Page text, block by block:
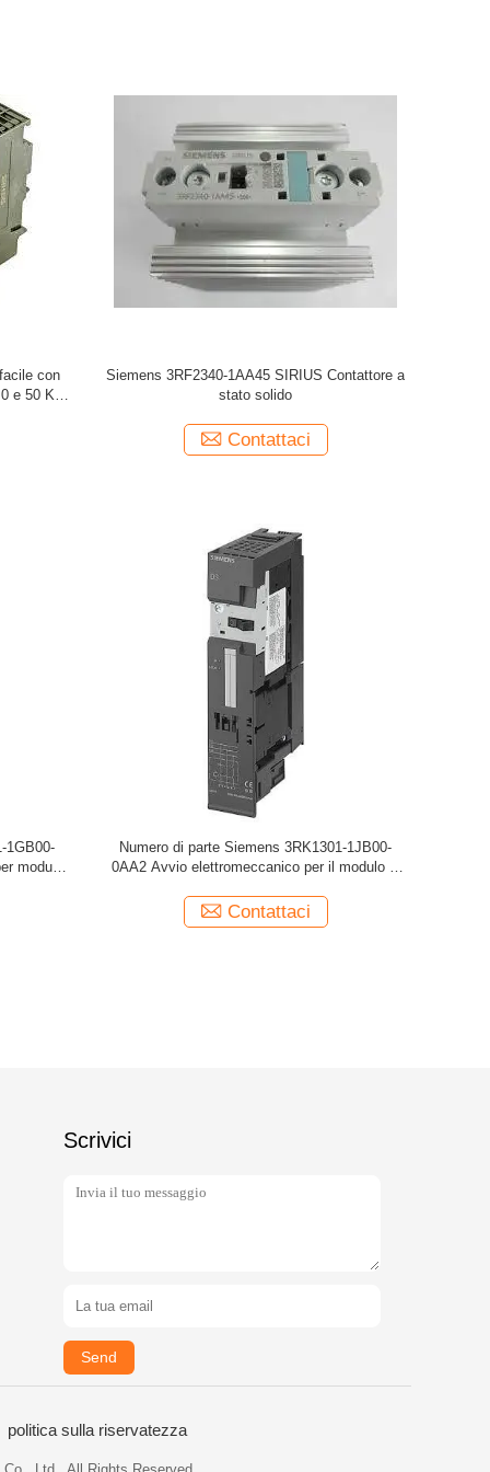
con
e 50 KB
Siemens 3RF2340-1AA45 SIRIUS Contattore a
stato solido
Contattaci
1GB00-
modulo
Numero di parte Siemens 3RK1301-1JB00-
0AA2 Avvio elettromeccanico per il modulo di
Contattaci
Scrivici
Send
politica sulla riservatezza